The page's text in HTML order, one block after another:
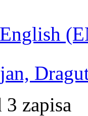
English
zapisa